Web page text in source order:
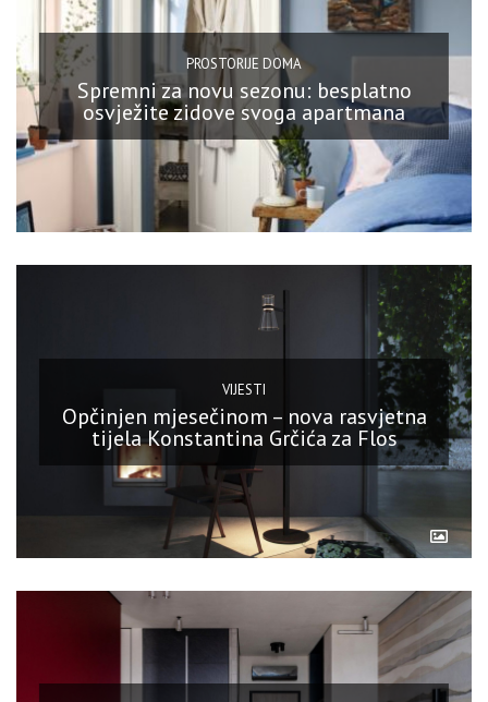
PROSTORIJE DOMA
Spremni za novu sezonu: besplatno
osvježite zidove svoga apartmana
VIJESTI
Opčinjen mjesečinom – nova rasvjetna
tijela Konstantina Grčića za Flos